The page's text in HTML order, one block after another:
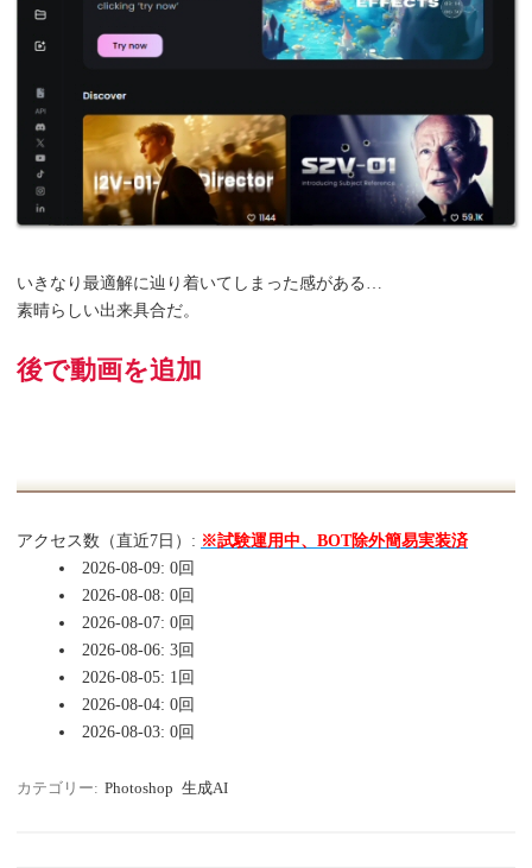
いきなり最適解に辿り着いてしまった感がある…
素晴らしい出来具合だ。
後で動画を追加
アクセス数（直近7日）: ※試験運用中、BOT除外簡易実装済
2026-08-09: 0回
2026-08-08: 0回
2026-08-07: 0回
2026-08-06: 3回
2026-08-05: 1回
2026-08-04: 0回
2026-08-03: 0回
カテゴリー: Photoshop 生成AI